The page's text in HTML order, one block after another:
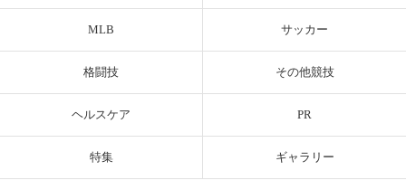
MLB サッカー
格闘技 その他競技
ヘルスケア PR
特集 ギャラリー